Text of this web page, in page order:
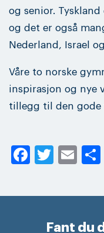
og senior.
og det er også
Nederland, Israel
Våre to norske
inspirasjon og nye
tillegg til den gode
Twitter
Fant du